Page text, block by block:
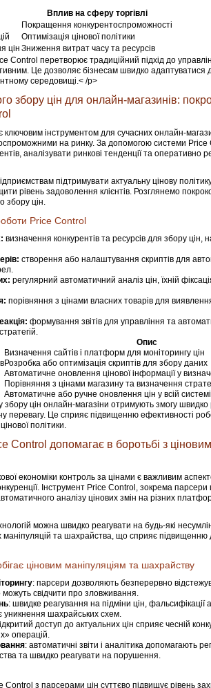
Вплив на сферу торгівлі
Покращення конкурентоспроможності
Оптимізація цінової політики
цін Зниження витрат часу та ресурсів
Control перетворює традиційний підхід до
Це дозволяє бізнесам швидко адаптуватися
середовищі.< /p>
збору цін для онлайн-магазинів:
ключовим інструментом для сучасних онлайн-
на ринку. За допомогою системи
аналізувати ринкові тенденції та оперативно
підтримувати актуальну цінову
рівень задоволення клієнтів. Розглянемо
збору цін.
Price Control
визначення конкурентів та ресурсів для збору цін,
створення або налаштування скриптів для
регулярний автоматичний аналіз цін, їхній
порівняння з цінами власних товарів для
формування звітів для управління та
Опис
Визначення сайтів і платформ для моніторингу цін
Розробка або оптимізація скриптів для збору даних
Автоматичне оновлення цінової інформації у
Порівняння з цінами магазину та визначення
Автоматичне або ручне оновлення цін у всій системі
цін онлайн-магазіни отримують змогу швидко
перевагу. Це сприяє підвищенню ефективності
політики.
Control допомагає в боротьбі з
економіки контроль за цінами є важливим
Інструмент Price Control, зокрема
аналізу цінових змін на різних
можна швидко реагувати на будь-які
маніпуляцій та шахрайства, що сприяє підвищенню
ціновим маніпуляціям та шахрайству
: парсери дозволяють безперервно
свідчити про зловживання.
: швидке реагування на підміни цін, фальсифікації
уникнення шахрайських схем.
доступ до актуальних цін сприяє чесній
операцій.
: автоматичні звіти і аналітика допомагають
та швидко реагувати на порушення.
Control з парсерами цін суттєво підвищує рівень